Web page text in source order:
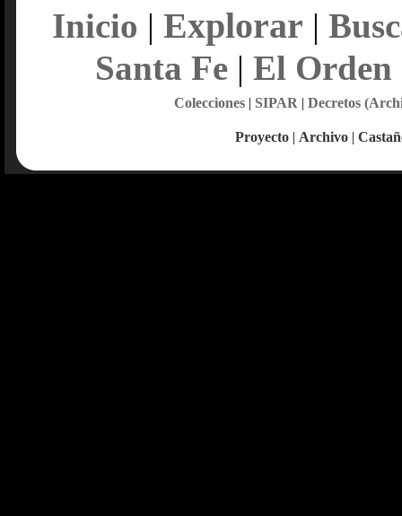
Inicio | Explorar |
Santa Fe| El Orden
Colecciones| SIPAR | Decretos
Proyecto | Archivo |